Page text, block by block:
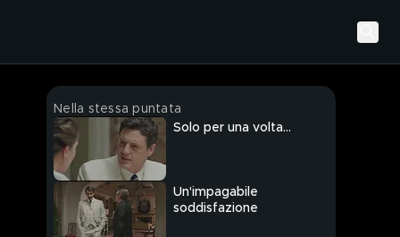
Nella stessa puntata
Solo per una volta...
Un'impagabile
soddisfazione